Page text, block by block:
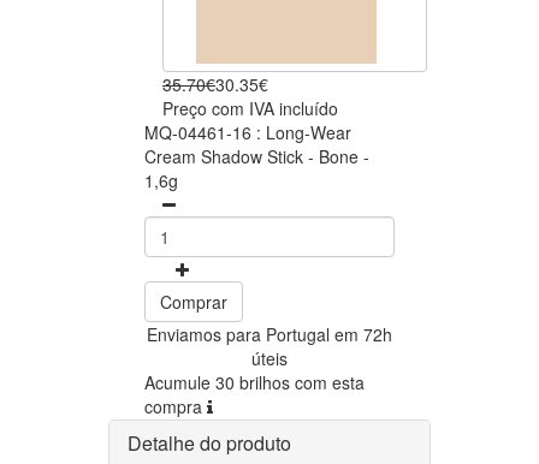
35.70€30.35€
Preço com IVA incluído
MQ-04461-16 : Long-Wear
Cream Shadow Stick - Bone -
1,6g
Comprar
Enviamos para Portugal em 72h
úteis
Acumule 30 brilhos com esta
compra
Detalhe do produto